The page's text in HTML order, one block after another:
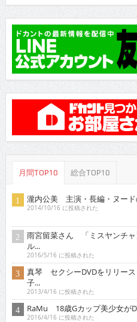
月間TOP10 総合TOP10
瀧内公美 主演・長編・ヌード
2014/10/16 に投稿された
雨宮留菜さん 「ミスヤンチャ
ル...
2016/5/16 に投稿された
真琴 セクシーDVDをリリー
子...
2013/4/16 に投稿された
RaMu 18歳Gカップ美少女が
2016/4/16 に投稿された